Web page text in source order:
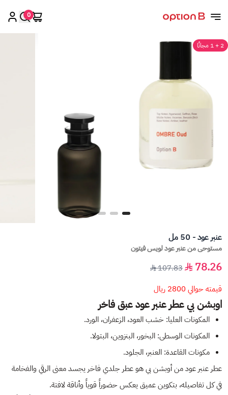
اوبشن بي
0
2 + 1 مجانًا
عنبر عود - 50 مل
مستوحى من عنبر عود لويس فيتون
78.26
107.83
قيمته حوالي 2800 ريال
اوبشن بي عطر عنبر عود عبق فاخر
المكونات العليا: خشب العود، الزعفران، الورد.
المكونات الوسطى: البخور، البنزوين، البتولا.
مكونات القاعدة: العنبر، الجلود.
عطر عنبر عود من أوبشن بي هو عطر جلدي فاخر يجسد معنى الرقي والفخامة
في كل تفاصيله، بتكوين عميق يعكس حضوراً قوياً وأناقة لافتة.